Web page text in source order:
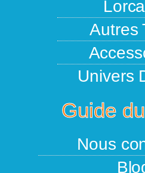
Autres
Univers
Guide
Nous